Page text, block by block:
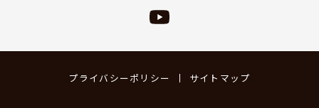
プライバシーポリシー サイトマップ